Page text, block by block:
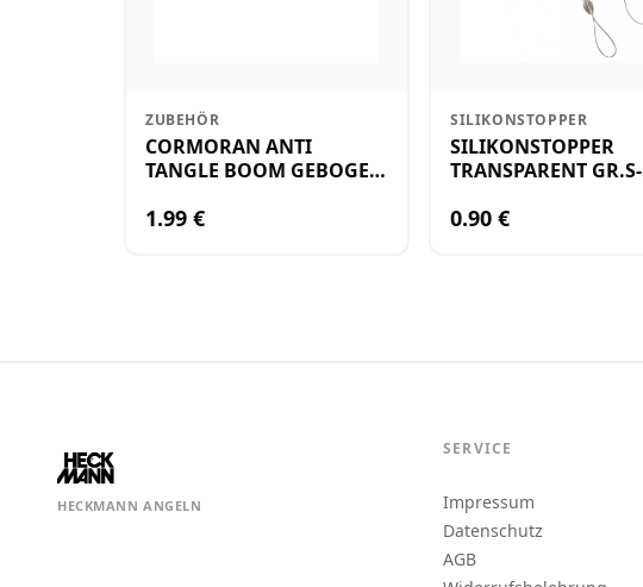
ZUBEHÖR
CORMORAN ANTI
TANGLE BOOM GEBOGEN
1.99 €
SILIKONSTOPPER
SILIKONSTOPPER
TRANSPARENT GR.S-
0.90 €
HECKMANN ANGELN
SERVICE
Impressum
Datenschutz
AGB